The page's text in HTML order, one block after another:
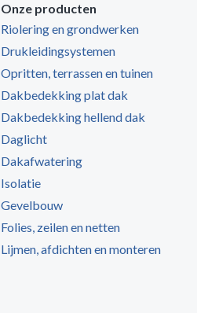
Onze producten
Riolering en grondwerken
Drukleidingsystemen
Opritten, terrassen en tuinen
Dakbedekking plat dak
Dakbedekking hellend dak
Daglicht
Dakafwatering
Isolatie
Gevelbouw
Folies, zeilen en netten
Lijmen, afdichten en monteren